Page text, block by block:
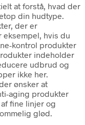
at forstå, hvad der
din hudtype.
der er
hvis du
kontrol produkter
indeholder
udbrud og
ikke her.
ønsker at
aging produkter
fine linjer og
glød.